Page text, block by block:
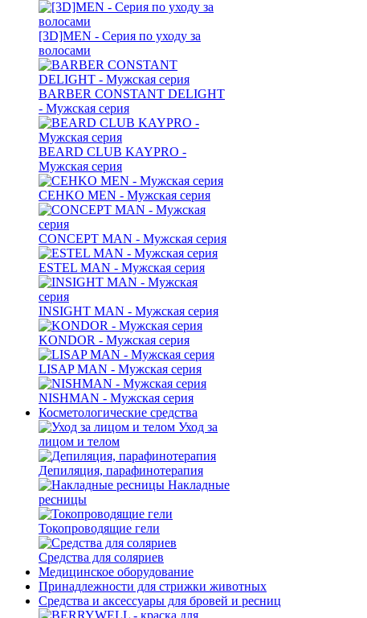
[3D]MEN - Серия по уходу за
волосами
BARBER CONSTANT DELIGHT
- Мужская серия
BEARD CLUB KAYPRO -
Мужская серия
CEHKO MEN - Мужская серия
CONCEPT MAN - Мужская серия
ESTEL MAN - Мужская серия
INSIGHT MAN - Мужская серия
KONDOR - Мужская серия
LISAP MAN - Мужская серия
NISHMAN - Мужская серия
Косметологические средства
Уход за
лицом и телом
Депиляция, парафинотерапия
Накладные
ресницы
Токопроводящие гели
Средства для соляриев
Медицинское оборудование
Принадлежности для стрижки животных
Средства и аксессуары для бровей и ресниц